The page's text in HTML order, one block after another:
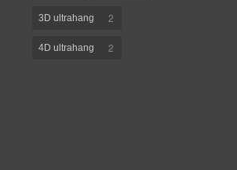
3D ultrahang 2
4D ultrahang 2